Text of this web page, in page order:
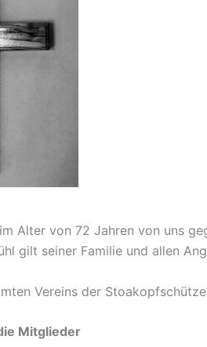
Alter von 72 Jahren von uns
gilt seiner Familie und allen
Vereins der
Mitglieder